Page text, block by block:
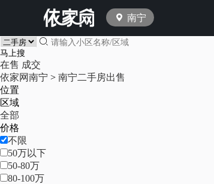
南宁
在售 成交
依家网南宁 > 南宁二手房出售
位置
区域
全部
价格
不限
50万以下
50-80万
80-100万